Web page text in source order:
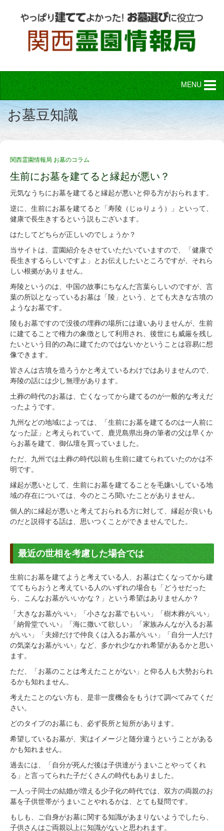
MENU
お墓豆知識
関西霊園情報局 お墓のコラム
生前にお墓を建てると縁起が悪い？
元気なうちにお墓を建てると縁起が悪いと仰る方がおられます。
逆に、生前にお墓を建てると「寿陵（じゅりょう）」といって、
健康で長生きするという説もございます。
はたしてどちらが正しいのでしょうか？
当サイトは、霊園紹介をさせていただいていますので、「健康で
長生きするらしいですよ」とお伝えしたいところですが、それら
しい根拠がありません。
寿陵というのは、中国の故事にちなんだ言葉らしいのですが、言
葉の所以となっているお墓は「陵」という、とても大きな古墳の
ようなお墓です。
陵もお墓ですので没後の埋葬の場所には違いありませんが、生前
に建てることで権力の象徴として利用され、後世にも威厳を残し
たいという目的の為に建てたのではないかということは容易に想
像できます。
皆さんは古墳を造ろうかと考えているわけではありませんので、
寿陵の話には少し無理があります。
土葬の時代のお墓は、亡くなってから建てるのが一般的な考えだ
ったようです。
九州などの地域によっては、「生前にお墓を建てるのは一人前に
なった証」と考えられていて、鹿児島県出身の筆者の父は早くか
らお墓を建て、御仏壇を買っていました。
ただ、九州では土葬の時代以前も生前に建てられていたのかは不
明です。
縁起が悪いとして、生前にお墓を建てることを毛嫌いしている地
域の存在については、今のところ聞いたことがありません。
個人的に縁起が悪いと考えておられる方に対して、縁起が良いも
のだと説得する話は、思いつくことができませんでした。
最近の世相を考慮した場合では
生前にお墓を建てようと考えている人、お墓は亡くなってから建
ててもらおうと考えている人のいずれの場合も「どうせだった
ら、こんなお墓がいいかな？」という希望はありませんか？
「大きなお墓がいい」「小さなお墓でもいい」「樹木葬がいい」
「納骨堂でいい」「海に撒いて欲しい」「家族みんなが入るお墓
がいい」「夫婦だけで仲良くは入るお墓がいい」「自分一人だけ
の気楽なお墓がいい」など、多かれ少なかれ希望があるかと思い
ます。
ただ、「お墓のことは考えたことがない」と仰る人も大勢おられ
るかも知れません。
考えたことのない方も、是非一度機会をもうけて調べてみてくだ
さい。
どのタイプのお墓にも、必ず長所と短所があります。
希望しているお墓が、実はイメージと随分違うということがある
かも知れません。
過去には、「自分が死んだ後は子供達がうまいことやってくれ
る」と言ってられた子だくさんの時代もありました。
一人っ子同士の結婚が増える少子化の時代では、双方の両親のお
墓を子供世帯がうまいことやれるかは、とても疑問です。
もしも、ご自身がお墓に関する知識があまりないようでしたら、
子供さんはご両親以上に知識がないと思われます。